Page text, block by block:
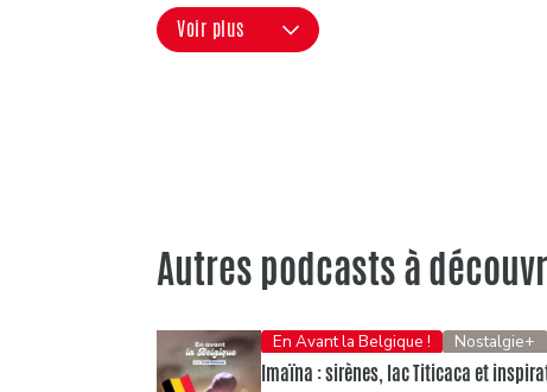
Voir plus
Autres podcasts à
En Avant la Belgique ! Nostalgie+
Imaïna : sirènes, lac Titicaca et